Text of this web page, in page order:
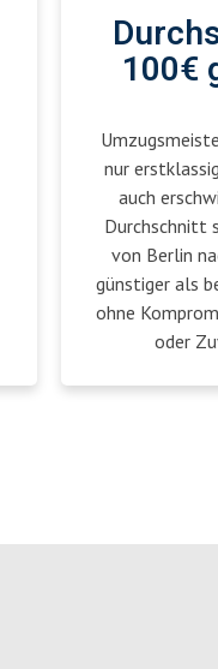
100€
nur
auch
Durchschnitt
von Berlin
günstiger als
ohne
oder